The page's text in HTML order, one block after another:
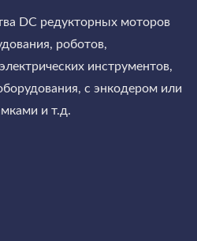
DC редукторных моторов
роботов,
инструментов,
с энкодером или
и т.д.